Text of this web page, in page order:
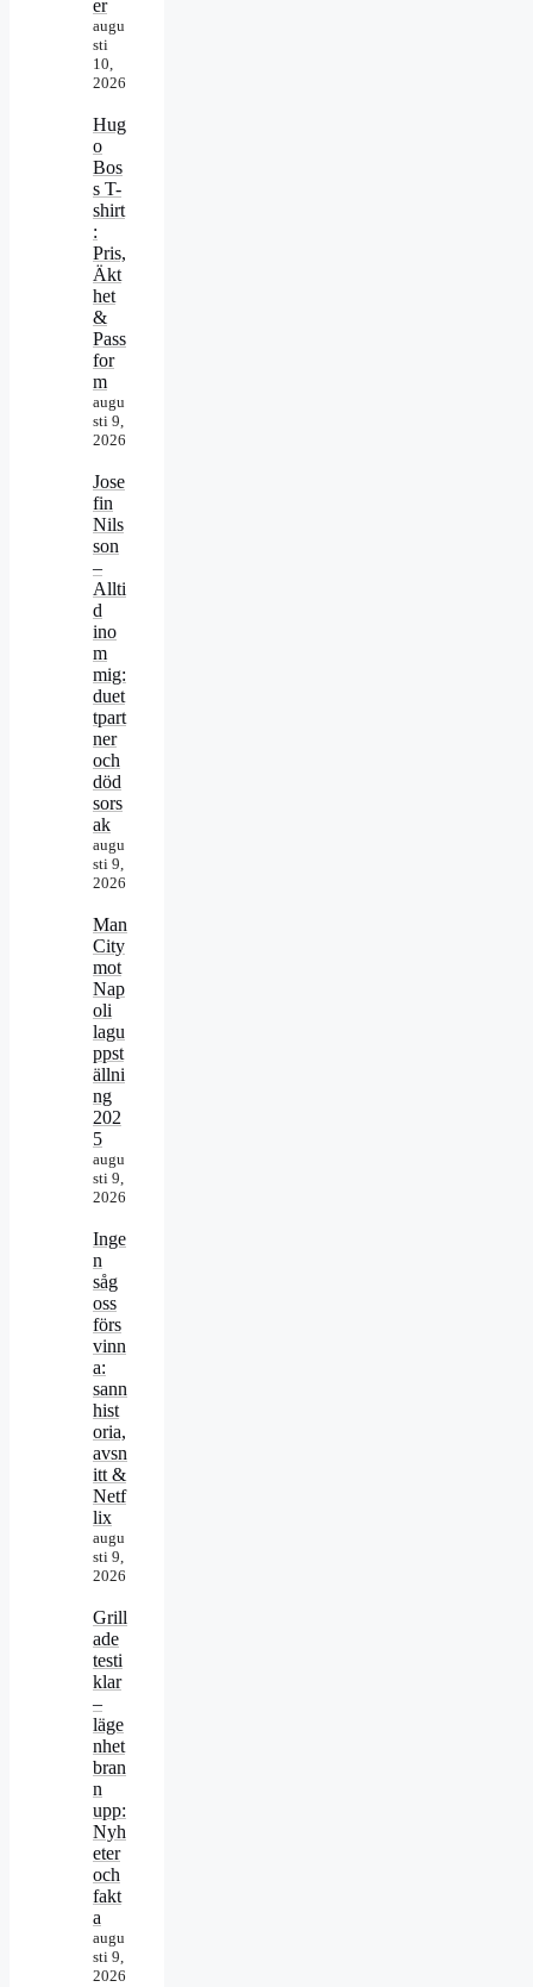
er
augu
sti
10,
2026
Hug
o
Bos
s T-
shirt
:
Pris,
Äkt
het
&
Pass
for
m
augu
sti 9,
2026
Jose
fin
Nils
son
–
Allti
d
ino
m
mig:
duet
tpart
ner
och
död
sors
ak
augu
sti 9,
2026
Man
City
mot
Nap
oli
lagu
ppst
ällni
ng
202
5
augu
sti 9,
2026
Inge
n
såg
oss
förs
vinn
a:
sann
hist
oria,
avsn
itt &
Netf
lix
augu
sti 9,
2026
Grill
ade
testi
klar
–
läge
nhet
bran
n
upp:
Nyh
eter
och
fakt
a
augu
sti 9,
2026